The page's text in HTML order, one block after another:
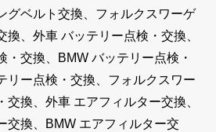
グベルト交換、フォルクスワーゲ
換、外車 バッテリー点検・交換、
・交換、BMW バッテリー点検・
リー点検・交換、フォルクスワー
交換、外車 エアフィルター交換、
交換、BMW エアフィルター交